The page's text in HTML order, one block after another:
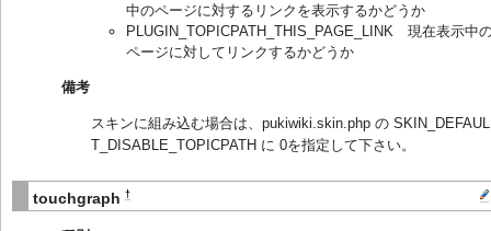
中のページに対するリンクを表示するかどうか
PLUGIN_TOPICPATH_THIS_PAGE_LINK 現在表示中
ページに対してリンクするかどうか
備考
スキンに組み込む場合は、pukiwiki.skin.php の SKIN_DEFAUL
T_DISABLE_TOPICPATH に 0を指定して下さい。
touchgraph †